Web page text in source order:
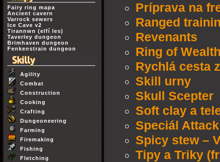
Fairy ring mapa
Ancient cavern
Varrock sewers
Ice Cave v2
Tirannwn (elfí les)
Taverley dungeon
Brimhaven dungeon
Fenkenstrain dungeon
Agility
Combat
Construction
Cooking
Crafting
Dungeoneering
Farming
Firemaking
Fishing
Fletching
Príprava na
Ranged
Revenants
Ring of
Rychlá cesta
Skill urny
Skull Scepter
Soft clay a
Speciál Attack
Spicy stew –
Tipy a Triky